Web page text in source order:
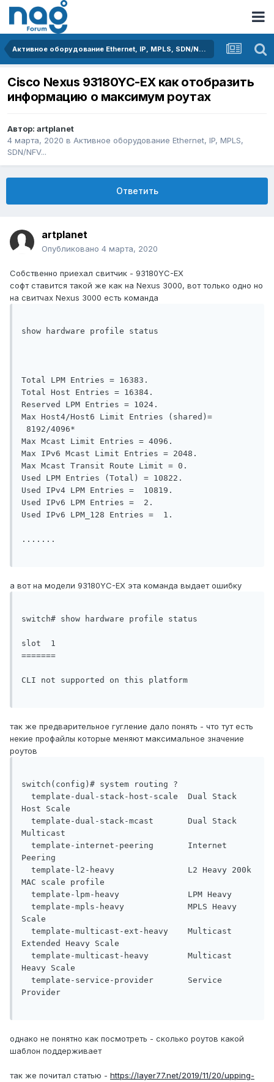
Активное оборудование Ethernet, IP, MPLS, SDN/NFV...
Cisco Nexus 93180YC-EX как отобразить
информацию о максимум роутах
Автор: artplanet
4 марта, 2020 в Активное оборудование Ethernet, IP, MPLS,
SDN/NFV...
Ответить
artplanet
Опубликовано 4 марта, 2020
Собственно приехал свитчик - 93180YC-EX
софт ставится такой же как на Nexus 3000, вот только одно но
на свитчах Nexus 3000 есть команда
show hardware profile status
Total LPM Entries = 16383.
Total Host Entries = 16384.
Reserved LPM Entries = 1024.
Max Host4/Host6 Limit Entries (shared)=
8192/4096*
Max Mcast Limit Entries = 4096.
Max IPv6 Mcast Limit Entries = 2048.
Max Mcast Transit Route Limit = 0.
Used LPM Entries (Total) = 10822.
Used IPv4 LPM Entries =  10819.
Used IPv6 LPM Entries =  2.
Used IPv6 LPM_128 Entries =  1.
.......
а вот на модели 93180YC-EX эта команда выдает ошибку
switch# show hardware profile status
slot  1
=======
CLI not supported on this platform
так же предварительное гугление дало понять - что тут есть
некие профайлы которые меняют максимальное значение
роутов
switch(config)# system routing ?
template-dual-stack-host-scale  Dual Stack
Host Scale
template-dual-stack-mcast       Dual Stack
Multicast
template-internet-peering       Internet
Peering
template-l2-heavy               L2 Heavy 200k
MAC scale profile
template-lpm-heavy              LPM Heavy
template-mpls-heavy             MPLS Heavy
Scale
template-multicast-ext-heavy    Multicast
Extended Heavy Scale
template-multicast-heavy        Multicast
Heavy Scale
template-service-provider       Service
Provider
однако не понятно как посмотреть - сколько роутов какой
шаблон поддерживает
так же почитал статью - https://layer77.net/2019/11/20/upping-